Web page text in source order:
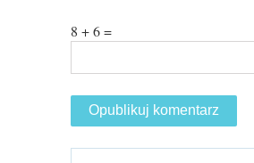
8 + 6 =